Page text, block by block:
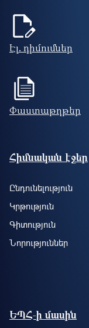
Էլ. դիմումներ
Փաստաթղթեր
Footer site
Հիմնական էջեր
Ընդունելություն
Կրթություն
Գիտություն
Նորություններ
ԵՊՀ-ի մասին